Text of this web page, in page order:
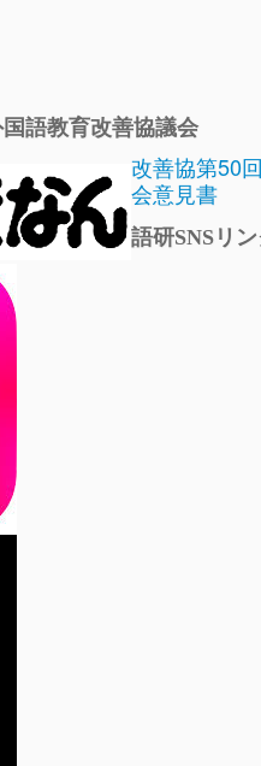
国語教育改善協議会
改善協第50
会意見書
語研SNSリ